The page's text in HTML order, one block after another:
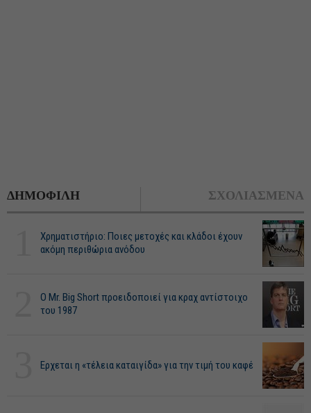
ΔΗΜΟΦΙΛΗ ΣΧΟΛΙΑΣΜΕΝΑ
Χρηματιστήριο: Ποιες μετοχές και κλάδοι έχουν
ακόμη περιθώρια ανόδου
O Mr. Big Short προειδοποιεί για κραχ αντίστοιχο
του 1987
Ερχεται η «τέλεια καταιγίδα» για την τιμή του καφέ